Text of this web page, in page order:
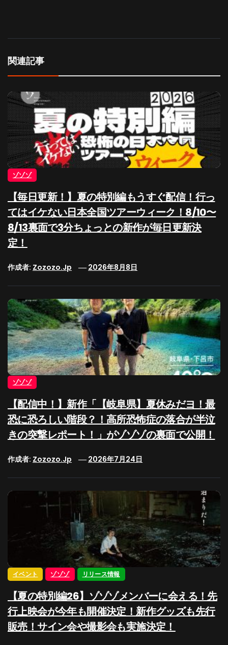
関連記事
ゾゾゾ
【毎日更新！】夏の特別編もうすぐ配信！行っ
てはイケない日本全国ツアーウィーク！8/10〜
8/13裏面で3分ちょっとの新作が毎日更新決
定！
作成者: Zozozo.jp 2026年8月8日
ゾゾゾ
【配信中！】新作「【岐阜県】夏休みだヨ！最
恐に恐ろしい階段？！高所恐怖症の落合が半泣
きの突撃レポート！」がゾゾゾの裏面で公開！
作成者: Zozozo.jp 2026年7月24日
イベント ゾゾゾ リリース情報
【夏の特別編26】ゾゾゾメンバーに会える！先
行上映会が今年も開催決定！新作グッズも先行
販売！サイン会や撮影会も実施決定！